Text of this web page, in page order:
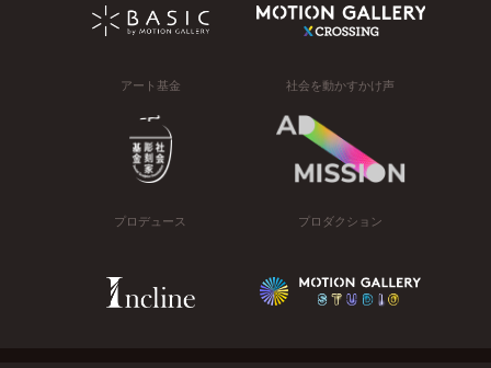
アート基金 社会を動かすかけ声
プロデュース プロダクション